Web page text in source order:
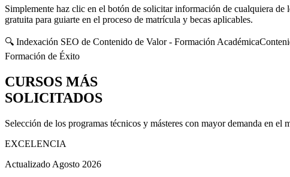
Simplemente haz clic en el botón de solicitar información de cualquiera
gratuita para guiarte en el proceso de matrícula y becas aplicables.
🔍 Indexación SEO de Contenido de Valor - Formación Académica
Formación de Éxito
CURSOS MÁS
SOLICITADOS
Selección de los programas técnicos y másteres con mayor demanda en
EXCELENCIA
Actualizado Agosto 2026